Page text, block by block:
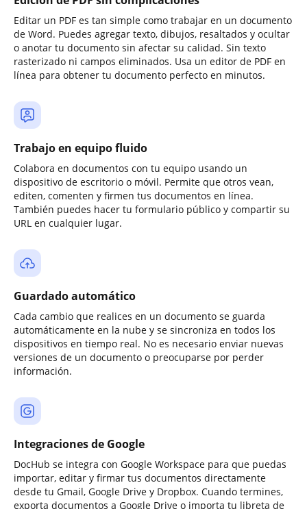
Editar un PDF es tan simple como trabajar en un documento
de Word. Puedes agregar texto, dibujos, resaltados y ocultar
o anotar tu documento sin afectar su calidad. Sin texto
rasterizado ni campos eliminados. Usa un editor de PDF en
línea para obtener tu documento perfecto en minutos.
Trabajo en equipo fluido
Colabora en documentos con tu equipo usando un
dispositivo de escritorio o móvil. Permite que otros vean,
editen, comenten y firmen tus documentos en línea.
También puedes hacer tu formulario público y compartir su
URL en cualquier lugar.
Guardado automático
Cada cambio que realices en un documento se guarda
automáticamente en la nube y se sincroniza en todos los
dispositivos en tiempo real. No es necesario enviar nuevas
versiones de un documento o preocuparse por perder
información.
Integraciones de Google
DocHub se integra con Google Workspace para que puedas
importar, editar y firmar tus documentos directamente
desde tu Gmail, Google Drive y Dropbox. Cuando termines,
exporta documentos a Google Drive o importa tu libreta de